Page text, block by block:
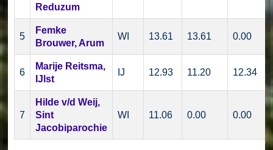
Reduzum
5
Femke
Brouwer, Arum
WI 13.61 13.61 0.00
6
Marije Reitsma,
IJlst
IJ 12.93 11.20 12.34
7
Hilde v/d Weij,
Sint
Jacobiparochie
WI 11.06 0.00 0.00